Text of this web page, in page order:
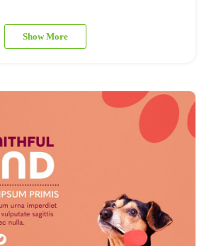
Show More